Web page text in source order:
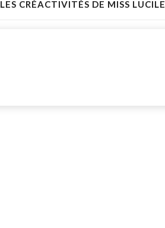
LES CRÉACTIVITÉS DE MISS LUCILE